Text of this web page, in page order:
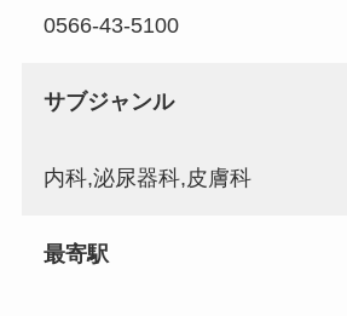
0566-43-5100
サブジャンル
内科,泌尿器科,皮膚科
最寄駅